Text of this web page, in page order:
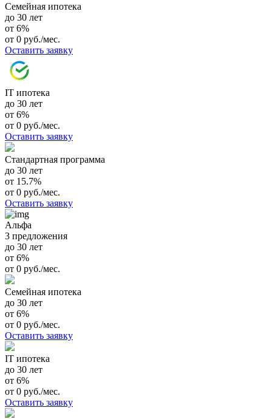
Семейная ипотека
до 30 лет
от 6%
от 0 руб./мес.
Оставить заявку
IT ипотека
до 30 лет
от 6%
от 0 руб./мес.
Оставить заявку
Стандартная программа
до 30 лет
от 15.7%
от 0 руб./мес.
Оставить заявку
Альфа
3 предложения
до 30 лет
от 6%
от 0 руб./мес.
Семейная ипотека
до 30 лет
от 6%
от 0 руб./мес.
Оставить заявку
IT ипотека
до 30 лет
от 6%
от 0 руб./мес.
Оставить заявку